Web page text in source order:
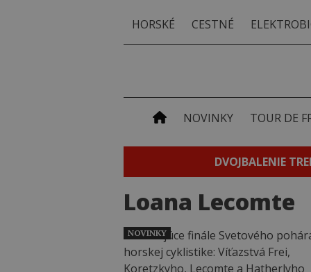
HORSKÉ CESTNÉ
NOVINKY TOUR DE
DVOJBALENIE
Loana Lecomte
NOVINKY